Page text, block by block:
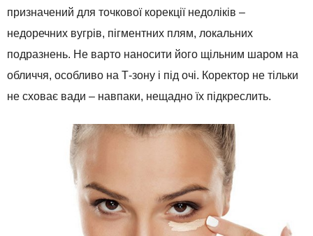
призначений для точкової корекції недоліків –
недоречних вугрів, пігментних плям, локальних
подразнень. Не варто наносити його щільним шаром на
обличчя, особливо на Т-зону і під очі. Коректор не тільки
не сховає вади – навпаки, нещадно їх підкреслить.